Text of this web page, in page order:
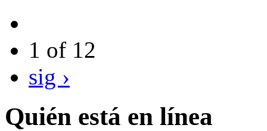
1 of 12
sig ›
Quién está en línea